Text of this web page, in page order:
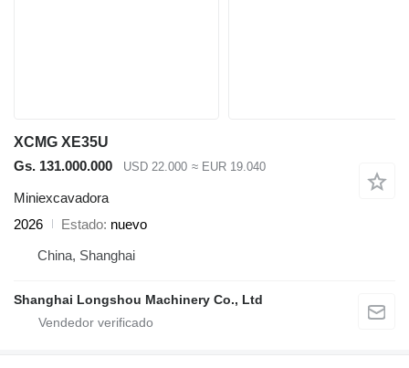
XCMG XE35U
Gs. 131.000.000
USD 22.000 ≈ EUR 19.040
Miniexcavadora
2026
Estado nuevo
China, Shanghai
Shanghai Longshou Machinery Co., Ltd